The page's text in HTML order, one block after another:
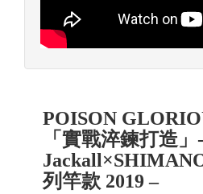
POISON
「實戰淬鍊打造」-
列竿款 2019 –